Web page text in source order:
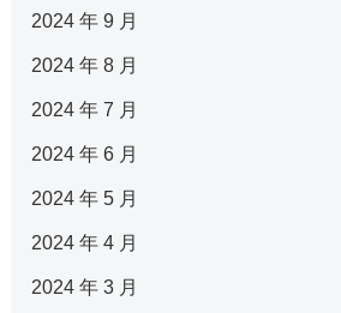
2024 年 9 月
2024 年 8 月
2024 年 7 月
2024 年 6 月
2024 年 5 月
2024 年 4 月
2024 年 3 月